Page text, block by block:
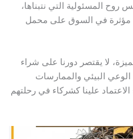
روح المسئولية التي نتبناها،
مؤثرة في السوق على محمل
لا يقتصر دورنا على شراء
الوعي البيئي والممارسات
الاعتماد علينا كشركاء في رحلتهم